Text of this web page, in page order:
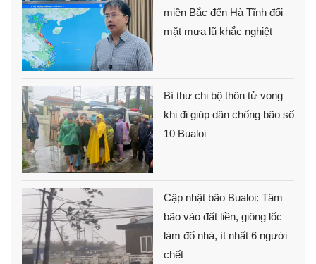
miền Bắc đến Hà Tĩnh đối
mặt mưa lũ khắc nghiệt
Bí thư chi bộ thôn tử vong
khi đi giúp dân chống bão số
10 Bualoi
Cập nhật bão Bualoi: Tâm
bão vào đất liền, giông lốc
làm đổ nhà, ít nhất 6 người
chết